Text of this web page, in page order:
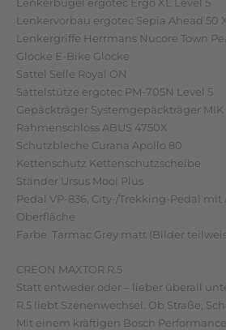
Lenkerbügel ergotec Ergo XL Level 5
Lenkervorbau ergotec Sepia Ahead 50
Lenkergriffe Herrmans Nucore Town
Glocke E-Bike Glocke
Sattel Selle Royal ON
Sattelstütze ergotec PM-705N Level 5
Gepäckträger Systemgepäckträger MIK
Rahmenschloss ABUS 4750X
Schutzbleche Curana Apollo 80
Kettenschutz Kettenschutzscheibe
Ständer Ursus Mooi Plus
Pedal VP-836, City-/Trekking-Pedal mit
Oberfläche
Farbe Tarmac Grey matt (Bilder
CREON MAXTOR R.5
Statt entweder oder – lieber überall
R.5 liebt Szenenwechsel. Ob Straße,
Mit einem kräftigen Bosch Performance